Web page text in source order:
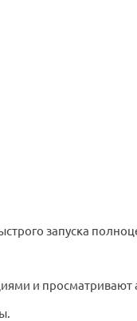
запуска
и просматривают